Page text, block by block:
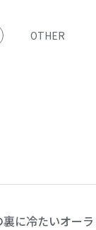
OTHER
に冷たいオーラ